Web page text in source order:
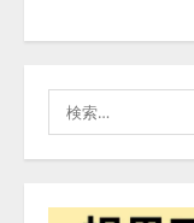
率
ら
ョ
ン
へ。
の
ペ
ー
ジ
索: